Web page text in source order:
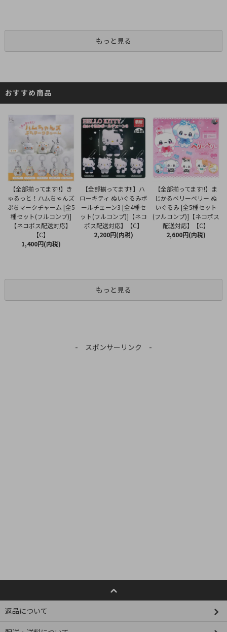
もっと見る
おすすめ商品
【全部揃ってます!!】き
ゅるっと！ハムちゃんズ
ぷちマークチャーム [全5
種セット(フルコンプ)]
【ネコポス配送対応】
【C】
1,400円(内税)
【全部揃ってます!!】ハ
ローキティ ぬいぐるみボ
ールチェーン3 [全4種セ
ット(フルコンプ)]【ネコ
ポス配送対応】【C】
2,200円(内税)
【全部揃ってます!!】ま
じかるベリーベリー ぬ
いぐるみ [全5種セット
(フルコンプ)]【ネコポス
配送対応】【C】
2,600円(内税)
もっと見る
- スポンサーリンク -
返品について